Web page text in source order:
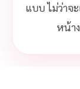
แบบ ไม่ว่าจ
หน้า